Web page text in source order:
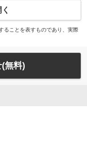
ることを表すものであり、実際
無料)